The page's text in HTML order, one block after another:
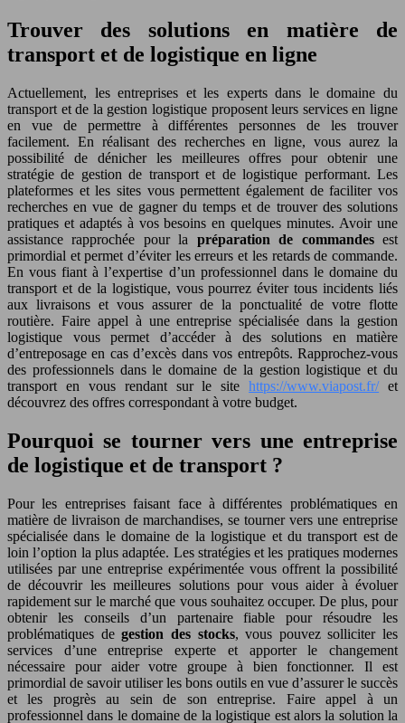
Trouver des solutions en matière de
transport et de logistique en ligne
Actuellement, les entreprises et les experts dans le domaine du
transport et de la gestion logistique proposent leurs services en ligne
en vue de permettre à différentes personnes de les trouver
facilement. En réalisant des recherches en ligne, vous aurez la
possibilité de dénicher les meilleures offres pour obtenir une
stratégie de gestion de transport et de logistique performant. Les
plateformes et les sites vous permettent également de faciliter vos
recherches en vue de gagner du temps et de trouver des solutions
pratiques et adaptés à vos besoins en quelques minutes. Avoir une
assistance rapprochée pour la préparation de commandesest
primordial et permet d’éviter les erreurs et les retards de commande.
En vous fiant à l’expertise d’un professionnel dans le domaine du
transport et de la logistique, vous pourrez éviter tous incidents liés
aux livraisons et vous assurer de la ponctualité de votre flotte
routière. Faire appel à une entreprise spécialisée dans la gestion
logistique vous permet d’accéder à des solutions en matière
d’entreposage en cas d’excès dans vos entrepôts. Rapprochez-vous
des professionnels dans le domaine de la gestion logistique et du
transport en vous rendant sur le sitehttps://www.viapost.fr/et
découvrez des offres correspondant à votre budget.
Pourquoi se tourner vers une entreprise
de logistique et de transport ?
Pour les entreprises faisant face à différentes problématiques en
matière de livraison de marchandises, se tourner vers une entreprise
spécialisée dans le domaine de la logistique et du transport est de
loin l’option la plus adaptée. Les stratégies et les pratiques modernes
utilisées par une entreprise expérimentée vous offrent la possibilité
de découvrir les meilleures solutions pour vous aider à évoluer
rapidement sur le marché que vous souhaitez occuper. De plus, pour
obtenir les conseils d’un partenaire fiable pour résoudre les
problématiques degestion des stocks, vous pouvez solliciter les
services d’une entreprise experte et apporter le changement
nécessaire pour aider votre groupe à bien fonctionner. Il est
primordial de savoir utiliser les bons outils en vue d’assurer le succès
et les progrès au sein de son entreprise. Faire appel à un
professionnel dans le domaine de la logistique est alors la solution la